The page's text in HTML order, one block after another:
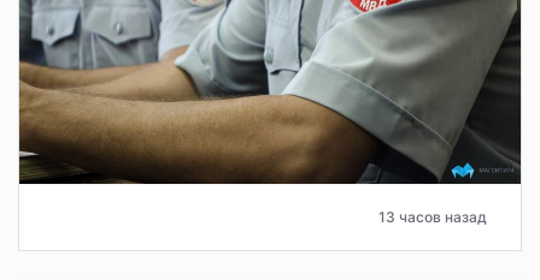
13 часов назад